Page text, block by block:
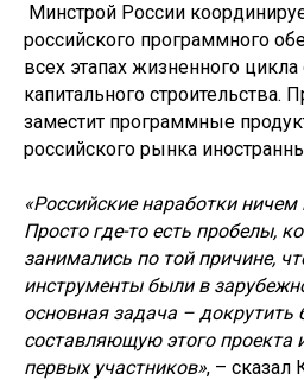
Минстрой России
российского программного
всех этапах жизненного
капитального строительства.
заместит программные
российского рынка
«Российские наработки
Просто где-то есть пробелы,
занимались по той причине,
инструменты были в
основная задача – докрутить
составляющую этого проекта
первых участников», – сказал